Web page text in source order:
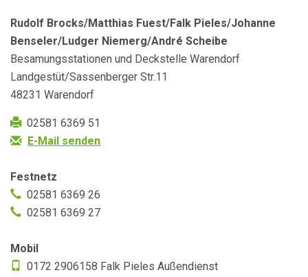
Rudolf Brocks/Matthias Fuest/Falk Pieles/Johanne
Benseler/Ludger Niemerg/André Scheibe
Besamungsstationen und Deckstelle Warendorf
Landgestüt/Sassenberger Str.11
48231 Warendorf
02581 6369 51
E-Mail senden
Festnetz
02581 6369 26
02581 6369 27
Mobil
0172 2906158 Falk Pieles Außendienst